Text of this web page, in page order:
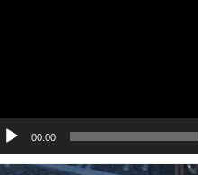
00:00